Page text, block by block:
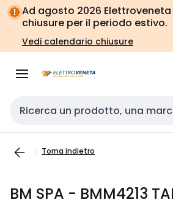
Vai alla
navigazione
Vai
alla
pagina
Ad agosto 2026
chiusure per il periodo estivo.
Vedi calendario chiusure
Cerca input
Torna indietro
BM SPA - BMM4213